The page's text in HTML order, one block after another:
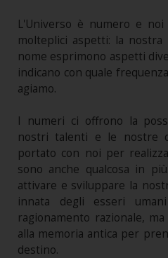
L'Universo è numero e
molteplici aspetti: la
nome esprimono aspetti
indicano con quale
agiamo.
I numeri ci offrono la
nostri talenti e le nostre
portato con noi per
sono anche qualcosa in
attivare e sviluppare la
innata degli esseri
ragionamento razionale,
alla memoria antica per
destino.